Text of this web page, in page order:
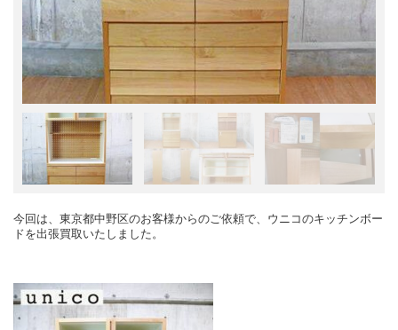
今回は、東京都中野区のお客様からのご依頼で、ウニコのキッチンボー
ドを出張買取いたしました。